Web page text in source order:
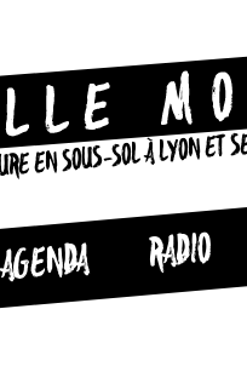
EN SOUS-SOL À LYON ET
AGENDA RADIO